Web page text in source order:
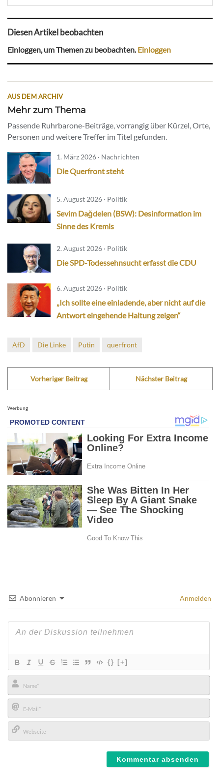
Diesen Artikel beobachten
Einloggen, um Themen zu beobachten.Einloggen
AUS DEM ARCHIV
Mehr zum Thema
Passende Ruhrbarone-Beiträge, vorrangig über Kürzel, Orte,
Personen und weitere Treffer im Titel gefunden.
1. März 2026 · Nachrichten
Die Querfront steht
5. August 2026 · Politik
Sevim Dağdelen (BSW): Desinformation im
Sinne des Kremls
2. August 2026 · Politik
Die SPD-Todessehnsucht erfasst die CDU
6. August 2026 · Politik
„Ich sollte eine einladende, aber nicht auf die
Antwort eingehende Haltung zeigen“
AfD Die Linke Putin querfront
Vorheriger Beitrag Nächster Beitrag
Werbung
Abonnieren Anmelden
{} [+]
Name*
E-
Mail*